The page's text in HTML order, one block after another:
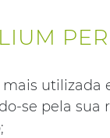
mais utilizada
se pela sua